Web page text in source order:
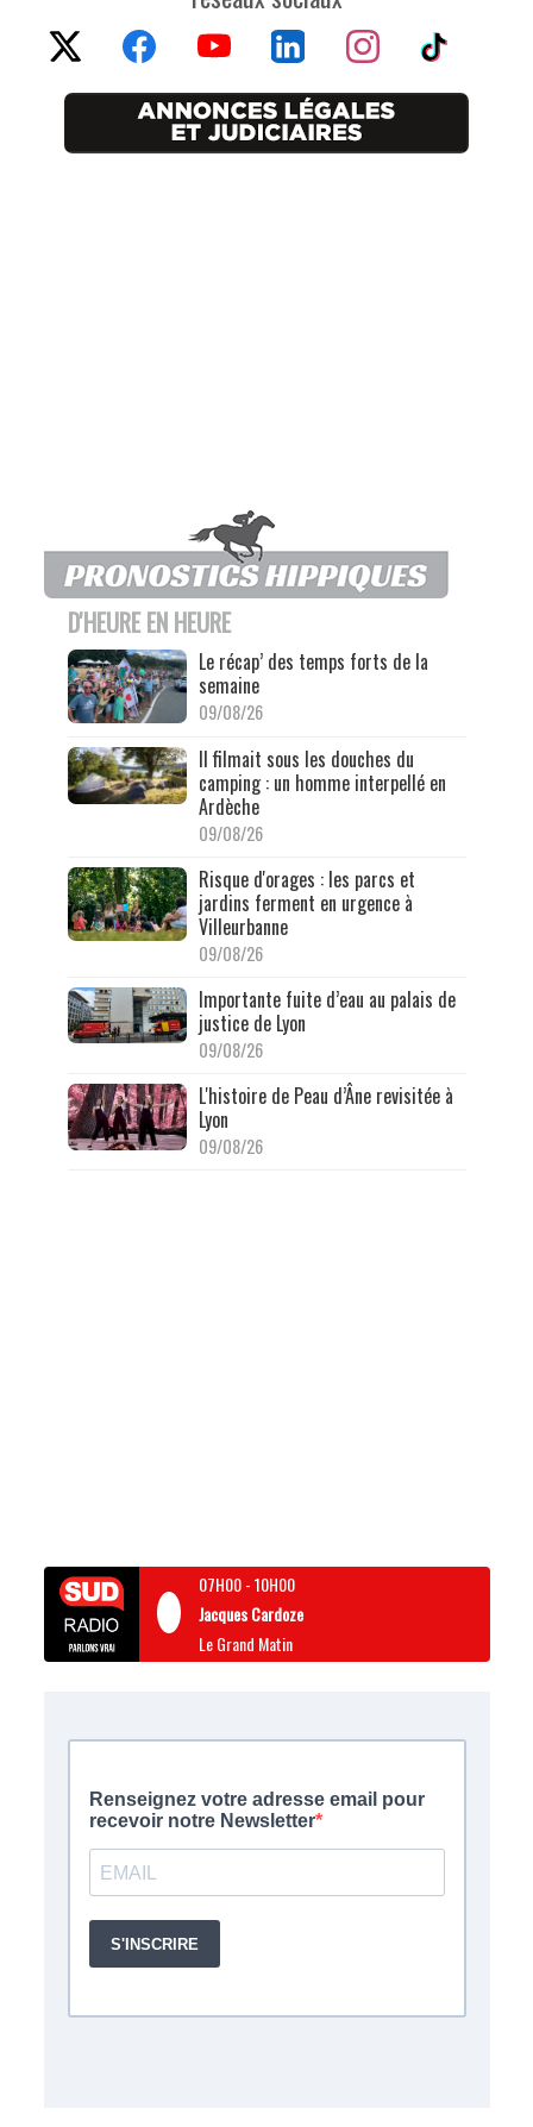
D'HEURE EN HEURE
Le récap’ des temps forts de la
semaine
09/08/26
Il filmait sous les douches du
camping : un homme interpellé en
Ardèche
09/08/26
Risque d'orages : les parcs et
jardins ferment en urgence à
Villeurbanne
09/08/26
Importante fuite d’eau au palais de
justice de Lyon
09/08/26
L'histoire de Peau d’Âne revisitée à
Lyon
09/08/26
07H00-10H00
Jacques Cardoze
Le Grand Matin